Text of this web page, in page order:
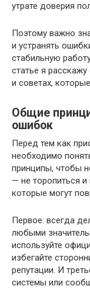
утрате доверия
Поэтому важно
и устранять
стабильную
статье я
и советах,
Общие
ошибок
Перед тем как
необходимо
принципы, чтобы
— не торопиться и
которые могут
Первое: всегда
любыми
используйте
избегайте
репутации. И
системы или